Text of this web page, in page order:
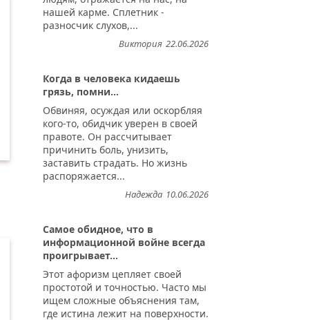
нашей карме. Сплетник -
разносчик слухов,...
22.06.2026
Виктория
Когда в человека кидаешь
грязь, помни...
Обвиняя, осуждая или оскорбляя
кого-то, обидчик уверен в своей
правоте. Он рассчитывает
причинить боль, унизить,
заставить страдать. Но жизнь
распоряжается...
10.06.2026
Надежда
Самое обидное, что в
информационной войне всегда
проигрывает...
Этот афоризм цепляет своей
простотой и точностью. Часто мы
ищем сложные объяснения там,
где истина лежит на поверхности.